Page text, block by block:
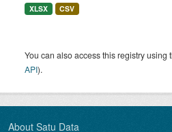
XLSX CSV
You can also access this registry using
API).
About Satu Data